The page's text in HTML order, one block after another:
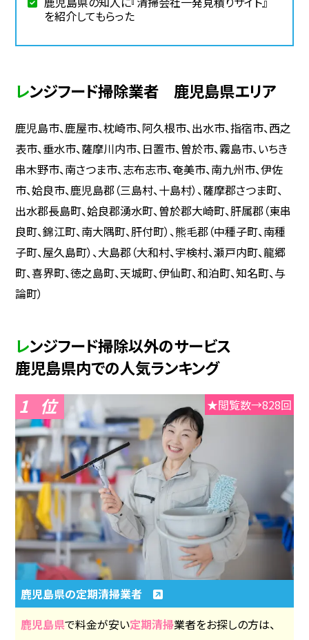
を紹介してもらった
レンジフード掃除業者 鹿児島県エリア
鹿児島市、鹿屋市、枕崎市、阿久根市、出水市、指宿市、西之
表市、垂水市、薩摩川内市、日置市、曽於市、霧島市、いちき
串木野市、南さつま市、志布志市、奄美市、南九州市、伊佐
市、姶良市、鹿児島郡（三島村、十島村）、薩摩郡さつま町、
出水郡長島町、姶良郡湧水町、曽於郡大崎町、肝属郡（東串
良町、錦江町、南大隅町、肝付町）、熊毛郡（中種子町、南種
子町、屋久島町）、大島郡（大和村、宇検村、瀬戸内町、龍郷
町、喜界町、徳之島町、天城町、伊仙町、和泊町、知名町、与
論町）
レンジフード掃除以外のサービス
鹿児島県内での人気ランキング
1 ★閲覧数→828回
鹿児島県の定期清掃業者
鹿児島県で料金が安い定期清掃業者をお探しの方は、